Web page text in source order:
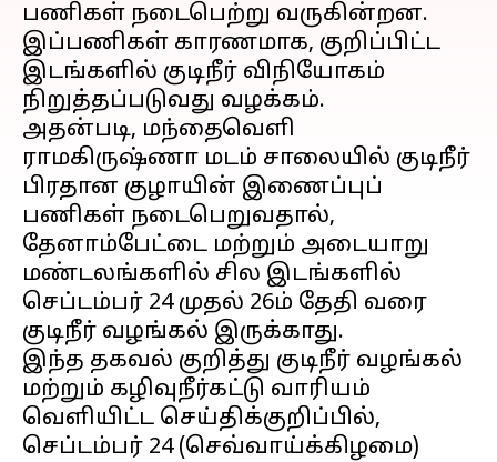
பணிகள் நடைபெற்று வருகின்றன.
இப்பணிகள் காரணமாக, குறிப்பிட்ட
இடங்களில் குடிநீர் விநியோகம்
நிறுத்தப்படுவது வழக்கம்.
அதன்படி, மந்தைவெளி
ராமகிருஷ்ணா மடம் சாலையில் குடிநீர்
பிரதான குழாயின் இணைப்புப்
பணிகள் நடைபெறுவதால்,
தேனாம்பேட்டை மற்றும் அடையாறு
மண்டலங்களில் சில இடங்களில்
செப்டம்பர் 24 முதல் 26ம் தேதி வரை
குடிநீர் வழங்கல் இருக்காது.
இந்த தகவல் குறித்து குடிநீர் வழங்கல்
மற்றும் கழிவுநீர்கட்டு வாரியம்
வெளியிட்ட செய்திக்குறிப்பில்,
செப்டம்பர் 24 (செவ்வாய்க்கிழமை)